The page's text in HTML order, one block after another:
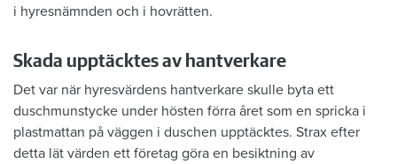
i hyresnämnden och i hovrätten.
Skada upptäcktes av hantverkare
Det var när hyresvärdens hantverkare skulle byta ett
duschmunstycke under hösten förra året som en spricka i
plastmattan på väggen i duschen upptäcktes. Strax efter
detta lät värden ett företag göra en besiktning av